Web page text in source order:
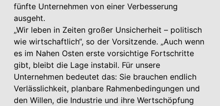
fünfte Unternehmen von einer Verbesserung
ausgeht.
„Wir leben in Zeiten großer Unsicherheit – politisch
wie wirtschaftlich“, so der Vorsitzende. „Auch wenn
es im Nahen Osten erste vorsichtige Fortschritte
gibt, bleibt die Lage instabil. Für unsere
Unternehmen bedeutet das: Sie brauchen endlich
Verlässlichkeit, planbare Rahmenbedingungen und
den Willen, die Industrie und ihre Wertschöpfung